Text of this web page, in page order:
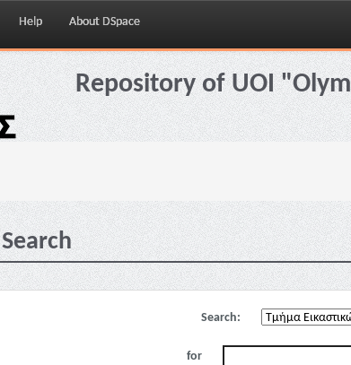
Help About DSpace
Repository of UOI
Search
Search:
for